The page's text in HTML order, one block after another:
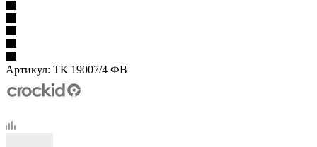
Артикул: ТК 19007/4 ФВ